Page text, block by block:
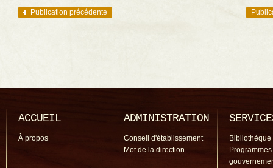
Navigation des articles
Publication précédente
ACCUEIL
À propos
ADMINISTRATION
Conseil d'établissement
Mot de la direction
Bibliothèque
Programmes